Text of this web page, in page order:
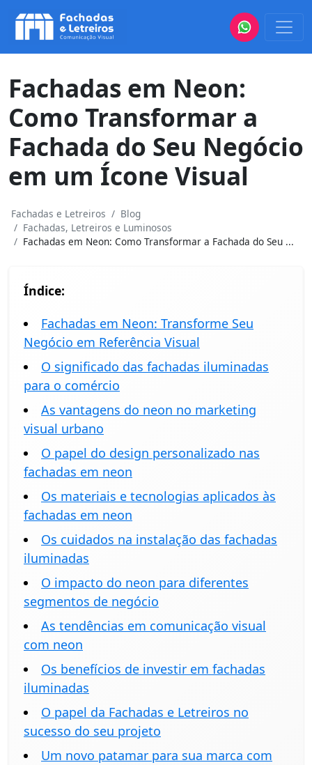
Fachadas em Neon:
Como Transformar a
Fachada do Seu Negócio
em um Ícone Visual
Fachadas e Letreiros
Blog
Fachadas, Letreiros e Luminosos
Fachadas em Neon: Como Transformar a Fachada do Seu ...
Índice:
Fachadas em Neon: Transforme Seu
Negócio em Referência Visual
O significado das fachadas iluminadas
para o comércio
As vantagens do neon no marketing
visual urbano
O papel do design personalizado nas
fachadas em neon
Os materiais e tecnologias aplicados às
fachadas em neon
Os cuidados na instalação das fachadas
iluminadas
O impacto do neon para diferentes
segmentos de negócio
As tendências em comunicação visual
com neon
Os benefícios de investir em fachadas
iluminadas
O papel da Fachadas e Letreiros no
sucesso do seu projeto
Um novo patamar para sua marca com